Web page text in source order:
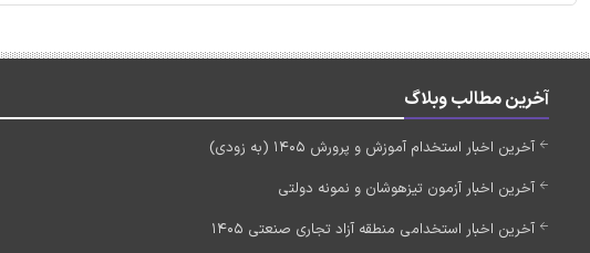
آخرین مطالب وبلاگ
آخرین اخبار استخدام آموزش و پرورش 1405 (به زودی)
آخرین اخبار آزمون تیزهوشان و نمونه دولتی
آخرین اخبار استخدامی منطقه آزاد تجاری صنعتی 1405